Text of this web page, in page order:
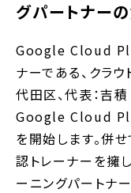
グパートナー
Google Cloud
ナーである、クラ
代田区、代表：吉
Google Cloud
を開始します。併
認トレーナーを
ーニングパートナ